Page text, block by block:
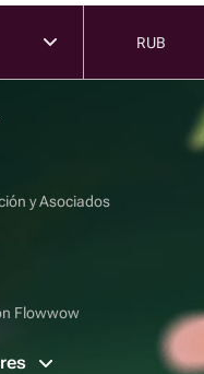
RUB
y Asociados
Flowwow